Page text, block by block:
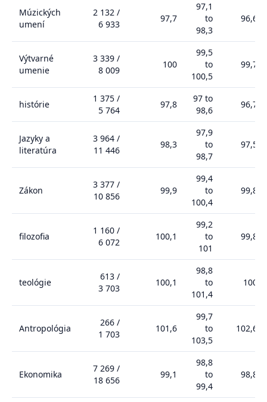
Múzických
umení
2 132 /
6 933
97,7
97,1
to
98,3
96,6
Výtvarné
umenie
3 339 /
8 009
100
99,5
to
100,5
99,7
histórie
1 375 /
5 764
97,8
97 to
98,6
96,7
Jazyky a
literatúra
3 964 /
11 446
98,3
97,9
to
98,7
97,5
Zákon
3 377 /
10 856
99,9
99,4
to
100,4
99,8
filozofia
1 160 /
6 072
100,1
99,2
to
101
99,8
teológie
613 /
3 703
100,1
98,8
to
101,4
100
Antropológia
266 /
1 703
101,6
99,7
to
103,5
102,6
Ekonomika
7 269 /
18 656
99,1
98,8
to
99,4
98,8